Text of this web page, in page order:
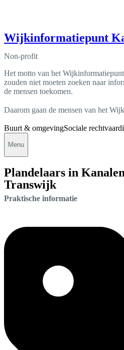
Wijkinformatiepunt
Non-profit
Het motto van het
zouden niet moeten zoeken naar
de mensen toekomen.
Daarom gaan de mensen van het
Buurt & omgevingSociale
Menu
Plandelaars in
Transwijk
Praktische informatie